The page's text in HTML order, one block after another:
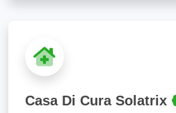
Casa Di Cura Solatrix